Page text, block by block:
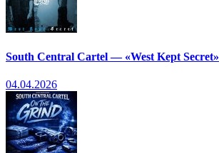
South Central Cartel — «West Kept Secret»
04.04.2026